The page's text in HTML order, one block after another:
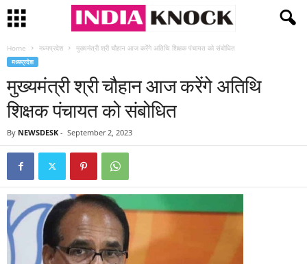
Home मध्यप्रदेश मुख्यमंत्री श्री चौहान आज करेंगे अतिथि शिक्षक पंचायत को संबोधित
मध्यप्रदेश
मुख्यमंत्री श्री चौहान आज करेंगे अतिथि
शिक्षक पंचायत को संबोधित
By NEWSDESK - September 2, 2023